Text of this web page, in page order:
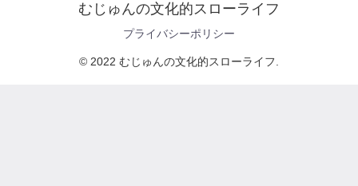
むじゅんの文化的スローライフ
プライバシーポリシー
© 2022 むじゅんの文化的スローライフ.